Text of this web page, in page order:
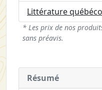
Littérature
* Les prix de nos
sans préavis.
Résumé